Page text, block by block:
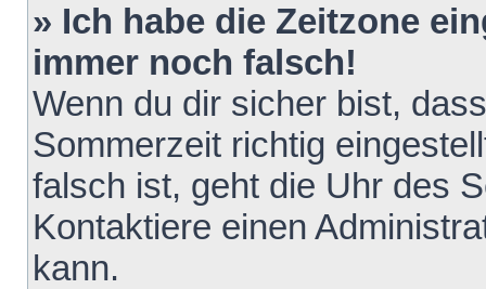
» Ich habe die Zeitzone
immer noch falsch!
Wenn du dir sicher bist,
Sommerzeit richtig
falsch ist, geht die Uhr des
Kontaktiere einen
kann.